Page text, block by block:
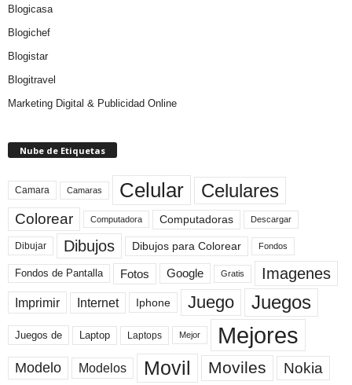
Blogicasa
Blogichef
Blogistar
Blogitravel
Marketing Digital & Publicidad Online
Nube de Etiquetas
Camara Camaras Celular Celulares
Colorear Computadora Computadoras Descargar
Dibujar Dibujos Dibujos para Colorear Fondos
Fondos de Pantalla Fotos Google Gratis Imagenes
Imprimir Internet Iphone Juego Juegos
Juegos de Laptop Laptops Mejor Mejores
Modelo Modelos Movil Moviles Nokia